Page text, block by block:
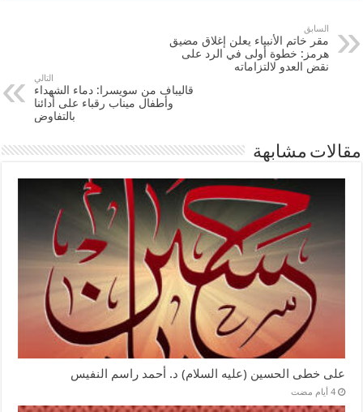
السابق
مقر خاتم الأنبياء يعلن إغلاق مضيق
هرمز: خطوة أولى في الرد على
نقض العدو لالتزاماته
التالي
قاليباف من سويسرا: دماء الشهداء
وأطفال ميناب رقباء على أدائنا
بالتفاوض
مقالات مشابهة
على خطى الحسين (عليه السلام) د. أحمد راسم النفيس
‏4 أيام مضت